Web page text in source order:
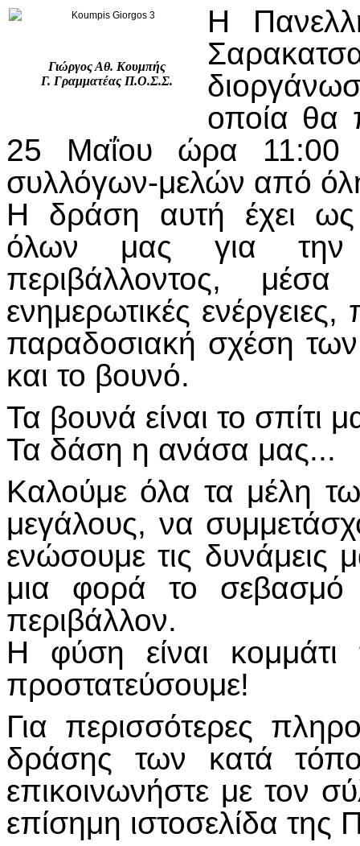
Γιώργος Αθ. Κουμπής
Γ. Γραμματέας Π.Ο.Σ.Σ.
Η
οποία θα
25 Μαΐου ώρα 11:00
συλλόγων-μελών από
Η δράση αυτή έχει ως
όλων μας για την
περιβάλλοντος,
ενημερωτικές
παραδοσιακή σχέση
και το βουνό.
Τα βουνά είναι το σπίτι
Τα δάση η ανάσα μας...
Καλούμε όλα τα μέλη
μεγάλους, να
ενώσουμε τις δυνάμεις
μια φορά το
περιβάλλον.
Η φύση είναι κομμάτι
προστατεύσουμε!
Για περισσότερες
δράσης των κατά
επικοινωνήστε με τον
επίσημη ιστοσελίδα